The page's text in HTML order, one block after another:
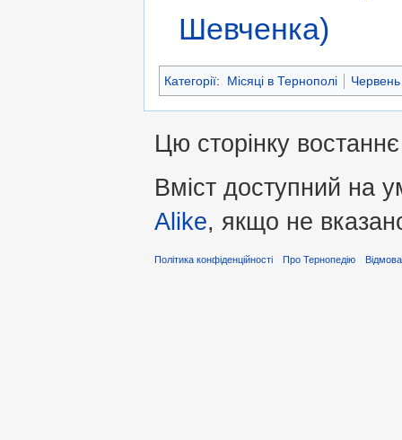
Шевченка)
Категорії: Місяці в Тернополі
Цю сторінку
Вміст доступний на
Alike, якщо не
Політика конфіденційності Про Тернопедію Відмова